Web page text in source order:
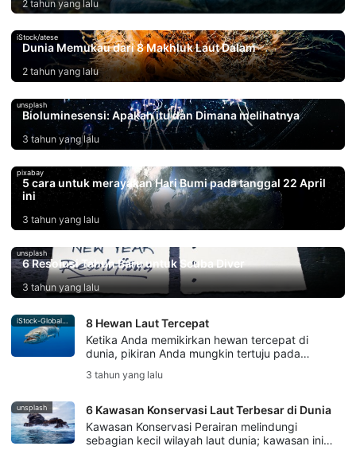
2 tahun yang lalu
iStock/atese
Dunia Memukau dari 8 Makhluk Laut Dalam
2 tahun yang lalu
unsplash
Bioluminesensi: Apakah itu dan Dimana melihatnya
3 tahun yang lalu
pixabay
5 cara untuk merayakan Hari Bumi pada tanggal 22 April
ini
3 tahun yang lalu
unsplash
6 Resolusi Tahun Baru untuk Scuba Diver
3 tahun yang lalu
iStock-Global_Pics
8 Hewan Laut Tercepat
Ketika Anda memikirkan hewan tercepat di
dunia, pikiran Anda mungkin tertuju pada
beberapa hewan laut yang dapat mengimbangi
menggunakan kecepatan tinggi sebagai cara
untuk berburu, atau melarikan diri dari bahaya.
3 tahun yang lalu
unsplash
6 Kawasan Konservasi Laut Terbesar di Dunia
Kawasan Konservasi Perairan melindungi
sebagian kecil wilayah laut dunia; kawasan ini